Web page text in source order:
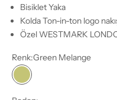
Bisiklet Yaka
Kolda Ton-in-ton logo
Özel WESTMARK
Renk:Green Melange
Green Melange